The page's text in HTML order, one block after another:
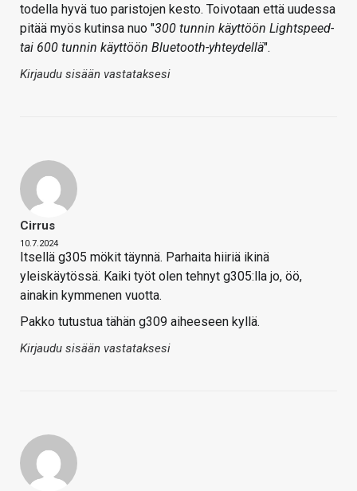
todella hyvä tuo paristojen kesto. Toivotaan että uudessa
pitää myös kutinsa nuo "300 tunnin käyttöön Lightspeed-
tai 600 tunnin käyttöön Bluetooth-yhteydellä".
Kirjaudu sisään vastataksesi
Cirrus
10.7.2024
Itsellä g305 mökit täynnä. Parhaita hiiriä ikinä
yleiskäytössä. Kaiki työt olen tehnyt g305:lla jo, öö,
ainakin kymmenen vuotta.
Pakko tutustua tähän g309 aiheeseen kyllä.
Kirjaudu sisään vastataksesi